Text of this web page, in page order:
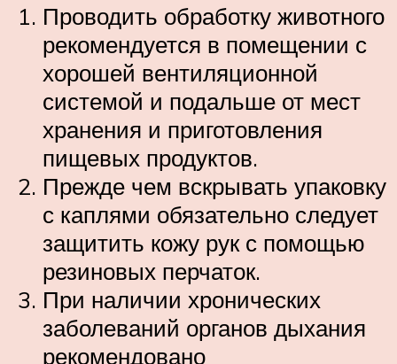
Проводить обработку животного
рекомендуется в помещении с
хорошей вентиляционной
системой и подальше от мест
хранения и приготовления
пищевых продуктов.
Прежде чем вскрывать упаковку
с каплями обязательно следует
защитить кожу рук с помощью
резиновых перчаток.
При наличии хронических
заболеваний органов дыхания
рекомендовано